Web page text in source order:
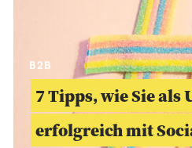
B2B
7 Tipps, wie Sie als
erfolgreich mit